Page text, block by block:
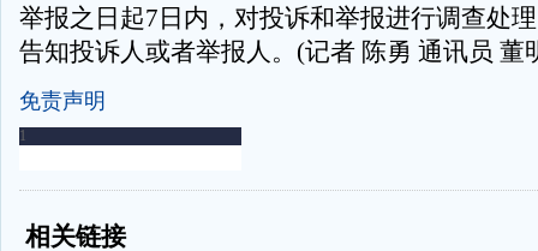
举报之日起7日内，对投诉和举报进行调查处
告知投诉人或者举报人。(记者 陈勇 通讯员 董
免责声明
-
相关链接